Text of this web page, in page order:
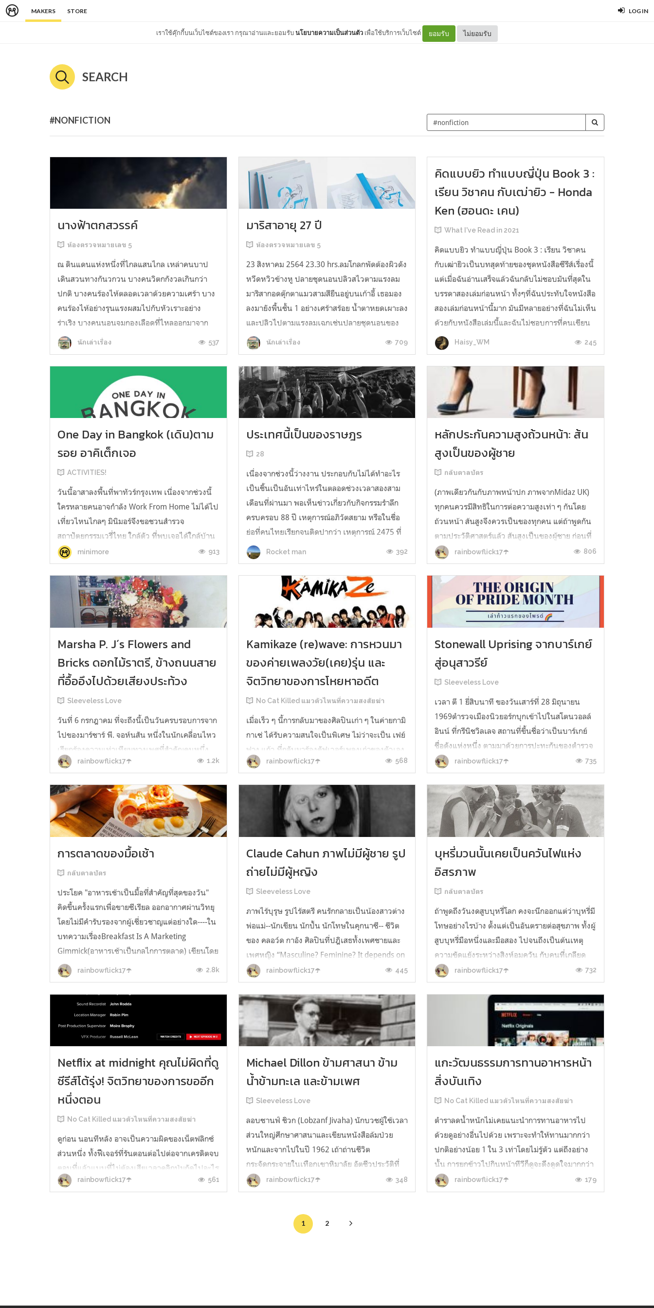
MAKERS STORE LOG IN
เราใช้คุ๊กกี้บนเว็บไซต์ของเรา กรุณาอ่านและยอมรับนโยบายความเป็นส่วนตัว เพื่อใช้บริการเว็บไซต์ ยอมรับ ไม่ยอมรับ
SEARCH
#NONFICTION
นางฟ้าตกสวรรค์
ห้องตรวจหมายเลข 5
ณ ดินแดนแห่งหนึ่งที่ไกลแสนไกล เหล่าคนบาป
เดินสวนทางกันวกวน บางคนวิตกกังวลเกินกว่า
ปกติ บางคนร้องไห้ตลอดเวลาด้วยความเศร้า บาง
คนร้องไห้อย่างรุนแรงผสมไปกับหัวเราะอย่าง
ร่าเริง บางคนนอนจมกองเลือดที่ไหลออกมาจาก
ร่างกาย ฉันคือหนึ่งในนั้น เลือดสีแดงสกปรกไหล
นองพื้น ตัวของฉันซูบซีดน่าเวทนา ทุกคนในดิน
แดนนี้ต่างแห...
นักเล่าเรื่อง 537
มาริสาอายุ 27 ปี
ห้องตรวจหมายเลข 5
23 สิงหาคม 2564 23.30 hrs.ลมโกลกพัดต้องผิวดัง
หวีดหวิวข้างหู ปลายชุดนอนปลิวสไวตามแรงลม
มาริสากอดตุ๊กตาแมวสามสียืนอยู่บนเก้าอี้ เธอมอง
ลงมายังพื้นชั้น 1 อย่างเศร้าสร้อย น้ำตาหยดเผาะลง
และปลิวไปตามแรงลมเฉกเช่นปลายชุดนอนของ
เธอ มาริสายืนอยู่ที่บันไดหนีไฟชั้นที่ 29 ของคอน
โด เมื่อมองลงไปชั้นล่างก็รู้ได้ทั...
นักเล่าเรื่อง 709
คิดแบบยิว ทำแบบญี่ปุ่น Book 3 :
เรียน วิชาคน กับเฒ่ายิว - Honda
Ken (ฮอนดะ เคน)
What I've Read in 2021
คิดแบบยิว ทำแบบญี่ปุ่น Book 3 : เรียน วิชาคน
กับเฒ่ายิวเป็นบทสุดท้ายของชุดหนังสือซีรีส์เรื่องนี้
แต่เมื่อฉันอ่านเสร็จแล้วฉันกลับไม่ชอบมันที่สุดใน
บรรดาสองเล่มก่อนหน้า ทั้งๆที่ฉันประทับใจหนังสือ
สองเล่มก่อนหน้านี้มาก มันมีหลายอย่างที่ฉันไม่เห็น
ด้วยกับหนังสือเล่มนี้และฉันไม่ชอบการที่คนเขียน
ทำตัวเป็น “Me...
Haisy_WM 245
One Day in Bangkok (เดิน)ตาม
รอย อาคิเต็กเจอ
ACTIVITIES!
วันนี้อาสาลงพื้นที่พาทัวร์กรุงเทพ เนื่องจากช่วงนี้
ใครหลายคนอาจกำลัง Work From Home ไม่ได้ไป
เที่ยวไหนไกลๆ มินิมอร์จึงขอชวนสำรวจ
สถาปัตยกรรมเวรี่ไทย ใกล้ตัว ที่พบเจอได้ใกล้บ้าน
หรือเดินผ่านระหว่างทาง เพื่อตามรอย ‘อาคิเต็กเจอ’
หนังสือน่าอ่านรวมบทความของสารพัดสถาปัตย์
ไทยๆ ที่เราพบเจอในชีวิตประจำวัน ...
minimore 913
ประเทศนี้เป็นของราษฎร
28
เนื่องจากช่วงนี้ว่างงาน ประกอบกับไม่ได้ทำอะไร
เป็นชิ้นเป็นอันเท่าไหร่ในตลอดช่วงเวลาสองสาม
เดือนที่ผ่านมา พอเห็นข่าวเกี่ยวกับกิจกรรมรำลึก
ครบครอบ 88 ปี เหตุการณ์อภิวัตสยาม หรือในชื่อ
ย่อที่คนไทยเรียกจนติดปากว่า เหตุการณ์ 2475 ที่
แชร์หลาอยู่บนเฟสบุกฟีดในช่วงตลอดสัปดาห์ที่
ผ่านมา เลยรู้สึกอยากจะทำอะไรที่เป็...
Rocket man 392
หลักประกันความสูงถ้วนหน้า: ส้น
สูงเป็นของผู้ชาย
กลับตาลปัตร
(ภาพเดียวกันกับภาพหน้าปก ภาพจากMidaz UK)
ทุกคนควรมีสิทธิในการต่อความสูงเท่า ๆ กันโดย
ถ้วนหน้า ส้นสูงจึงควรเป็นของทุกคน แต่ถ้าพูดกัน
ตามประวัติศาสตร์แล้ว ส้นสูงเป็นของผู้ชาย ก่อนที่
จะเป็นของเพศอื่น และข้อจำกัดในช่วงแรกที่ทำให้
บางคนไม่ได้ใส่ส้นสูง เป็นเรื่องสถานะทางการเงิน
และสถานะทางสังคมมากกว่าเรื่องเ...
rainbowflick17☂️ 806
Marsha P. J´s Flowers and
Bricks ดอกไม้ราตรี, ข้างถนนสาย
ที่อื้ออึงไปด้วยเสียงประท้วง
Sleeveless Love
วันที่ 6 กรกฎาคม ที่จะถึงนี้เป็นวันครบรอบการจาก
ไปของมาร์ชาร์ พี. จอห์นสัน หนึ่งในนักเคลื่อนไหว
เรียกร้องความเท่าเทียมทางเพศที่สำคัญคนหนึ่ง
เป็นที่รู้จักทั้งในฐานะนักเคลื่อนไหว แดรกควีน(คน
ผู้กรุยทางให้แก่แดรก) และแม่ของชาวเกย์ไร้บ้าน
หลายคนในนครนิวยอร์ก ...
rainbowflick17☂️ 1.2k
Kamikaze (re)wave: การหวนมา
ของค่ายเพลงวัย(เคย)รุ่น และ
จิตวิทยาของการโหยหาอดีต
No Cat Killed แมวตัวไหนที่ความสงสัยฆ่า
เมื่อเร็ว ๆ นี้การกลับมาของศิลปินเก่า ๆ ในค่ายกามิ
กาเซ่ ได้รับความสนใจเป็นพิเศษ ไม่ว่าจะเป็น เฟย์
ฟาง แก้ว ที่กลับมาร้องคัฟเวอร์เพลงเก่าของตัวเอง
เป็นแนวอคูสติก โฟร์-มด ที่กลับมายืนเวทีเดียวกัน
ขวัญใจวัยรุ่นยุคเกมเต้นอย่างเคโอติก มันไม่ใช่เรื่อง
แปลกใหม่ที่จะรู้...
rainbowflick17☂️ 568
Stonewall Uprising จากบาร์เกย์
สู่อนุสาวรีย์
Sleeveless Love
เวลา ตี 1 ยี่สิบนาที ของวันเสาร์ที่ 28 มิถุนายน
1969ตำรวจเมืองนิวยอร์กบุกเข้าไปในสโตนวอลล์
อินน์ ที่กรีนิชวิลเลจ สถานที่ขึ้นชื่อว่าเป็นบาร์เกย์
ชื่อดังแห่งหนึ่ง ตามมาด้วยการปะทะกันของตำรวจ
และผู้คนข้างในลามออกมายังท้องถนน เกิดการ
ประท้วงหกวันติดกัน ความพยายามที่จะบังคับใช้
กฎหมายต่อต้านเกย์โดยใช้กำลังใน...
rainbowflick17☂️ 735
การตลาดของมื้อเช้า
กลับตาลปัตร
ประโยค "อาหารเช้าเป็นมื้อที่สำคัญที่สุดของวัน"
คิดขึ้นครั้งแรกเพื่อขายซีเรียล ออกอากาศผ่านวิทยุ
โดยไม่มีคำรับรองจากผู้เชี่ยวชาญแต่อย่างใด----ใน
บทความเรื่องBreakfast Is A Marketing
Gimmick(อาหารเช้าเป็นกลไกการตลาด) เขียนโดย
คุณอิริก บราวน์ (Eric Brown) ได้พูดถึงการกำเนิด
ของอาหารเช้าเอาไว้ว่ามันเป็นเรื...
rainbowflick17☂️ 2.8k
Claude Cahun ภาพไม่มีผู้ชาย รูป
ถ่ายไม่มีผู้หญิง
Sleeveless Love
ภาพไร้บุรุษ รูปไร้สตรี คนรักกลายเป็นน้องสาวต่าง
พ่อแม่--นักเขียน นักปั้น นักโทษในคุกนาซี-- ชีวิต
ของ คลอว์ด กาอัง ศิลปินที่ปฎิเสธทั้งเพศชายและ
เพศหญิง “Masculine? Feminine? It depends on
the situation.Neuter is the only gender that
always suits me.”(ความเป็นหญิง? ความเป็น
ชาย? ล้วนขึ้นอยู่กับสถานการณ์ค...
rainbowflick17☂️ 445
บุหรี่มวนนั้นเคยเป็นควันไฟแห่ง
อิสรภาพ
กลับตาลปัตร
ถ้าพูดถึงวันงดสูบบุหรี่โลก คงจะนึกออกแต่ว่าบุหรี่มี
โทษอย่างไรบ้าง ตั้งแต่เป็นอันตรายต่อสุขภาพ ทั้งผู้
สูบบุหรี่มือหนึ่งและมือสอง ไปจนถึงเป็นต้นเหตุ
ความขัดแย้งระหว่างสิงห์อมควัน กับคนที่เกลียด
กลิ่นบุหรี่ แต่ไม่น่าเชื่อว่าวัตถุเล็ก ๆ ขนาดเท่าช่อง
ว่างระหว่างนิ้วมือนี้เคยถูกมองว่ามีประโยชน์ เชิง
rainbowflick17☂️ 732
Netflix at midnight คุณไม่ผิดที่ดู
ซีรีส์โต้รุ่ง! จิตวิทยาของการขออีก
หนึ่งตอน
No Cat Killed แมวตัวไหนที่ความสงสัยฆ่า
ดูก่อน นอนทีหลัง อาจเป็นความผิดของเน็ตฟลิกซ์
ส่วนหนึ่ง ทั้งฟีีเจอร์ที่รันตอนต่อไปต่อจากเครดิตจบ
ตอนที่แล้วแบบที่ไม่ต้องเสียเวลาคลิกปุ่มถัดไปอะไร
ทั้งนั้น ทั้งการลงซีรีส์ที่ลงทีทั้งชุดจบครบในครั้ง
rainbowflick17☂️ 561
Michael Dillon ข้ามศาสนา ข้าม
น้ำข้ามทะเล และข้ามเพศ
Sleeveless Love
ลอบซานฟ์ ชิวก (Lobzanf Jivaha) นักบวชผู้ใช้เวลา
ส่วนใหญ่ศึกษาศาสนาและเขียนหนังสือล้มป่วย
หนักและจากไปในปี 1962 เถ้าถ่านชีวิต
กระจัดกระจายในเทือกเขาหิมาลัย อัตชีวประวัติที่
เขาพิมพ์*เอาไว้เกือบจะมอดไปด้วยเช่นกัน: หลัง
จากที่เสียชีวิต พี่ชายของเขาติดต่อขอต้นฉบับ
rainbowflick17☂️ 348
แกะวัฒนธรรมการทานอาหารหน้า
สิ่งบันเทิง
No Cat Killed แมวตัวไหนที่ความสงสัยฆ่า
ตำราลดน้ำหนักไม่เคยแนะนำการทานอาหารไป
ด้วยดูอย่างอื่นไปด้วย เพราะจะทำให้ทานมากกว่า
ปกติอย่างน้อย 1 ใน 3 เท่าโดยไม่รู้ตัว แต่ถึงอย่าง
นั้น การยกข้าวไปกินหน้าทีวีก็ดูจะดึงดูดใจมากกว่า
กินในครัวเป็นไหน ๆ คำถามที่น่าสงสัยจริง ๆ คือ
อะไรเป็นปัจจัยที่ทำให้เราไม่ยอมแตะมาม่าในถ้วย
rainbowflick17☂️ 179
1 2